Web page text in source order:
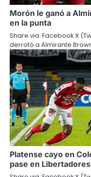
Morón le ganó a
en la punta
Share via: Facebook X
derrotó a Almirante
Platense cayo en
pase en Libertadores